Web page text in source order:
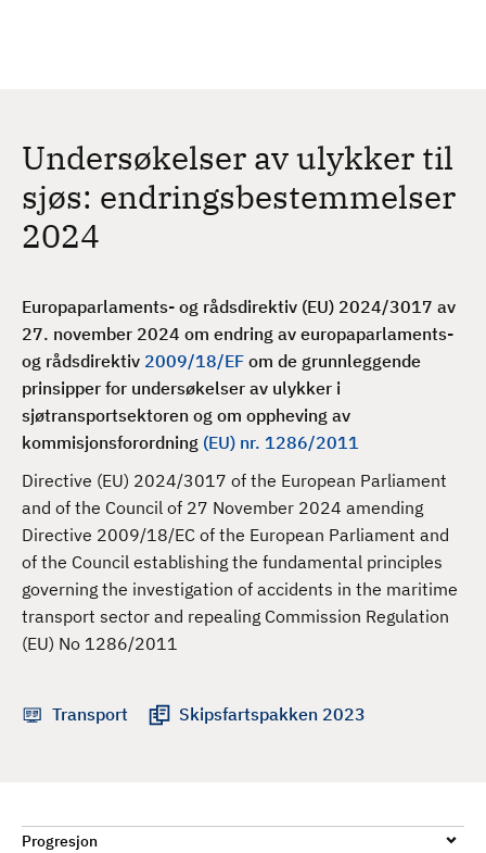
Undersøkelser av ulykker til
sjøs: endringsbestemmelser
2024
Europaparlaments- og rådsdirektiv (EU) 2024/3017 av
27. november 2024 om endring av europaparlaments-
og rådsdirektiv 2009/18/EF om de grunnleggende
prinsipper for undersøkelser av ulykker i
sjøtransportsektoren og om oppheving av
kommisjonsforordning (EU) nr. 1286/2011
Directive (EU) 2024/3017 of the European Parliament
and of the Council of 27 November 2024 amending
Directive 2009/18/EC of the European Parliament and
of the Council establishing the fundamental principles
governing the investigation of accidents in the maritime
transport sector and repealing Commission Regulation
(EU) No 1286/2011
Transport Skipsfartspakken 2023
Progresjon